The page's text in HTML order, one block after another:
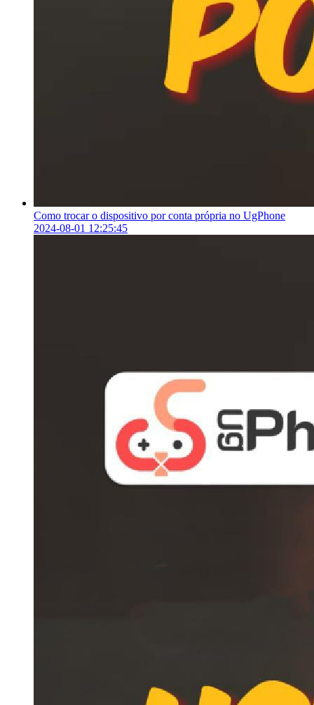
Como trocar o dispositivo por conta própria no UgPhone
2024-08-01 12:25:45